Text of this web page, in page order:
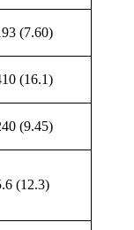
(7.60)
(16.1)
(9.45)
(12.3)